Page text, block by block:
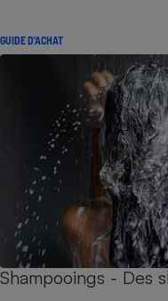
GUIDE D'ACHAT
Shampooings - Des